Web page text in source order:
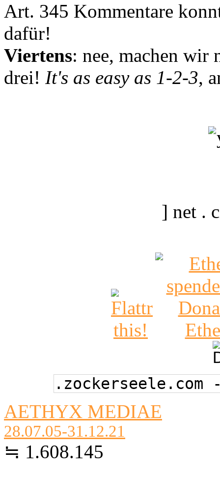
Art. 345 Kommentare
dafür!
Viertens: nee, machen wir
drei! It's as easy as 1-2-3,
] net .
AETHYX MEDIAE
28.07.05-31.12.21
≒ 1.608.145